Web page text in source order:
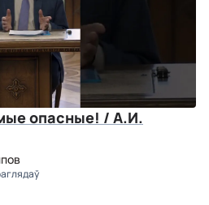
опасные! / А.И.